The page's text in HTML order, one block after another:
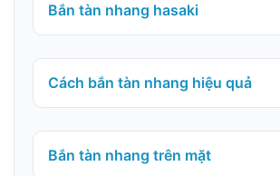
Bắn tàn nhang hasaki
Cách bắn tàn nhang hiệu quả
Bắn tàn nhang trên mặt